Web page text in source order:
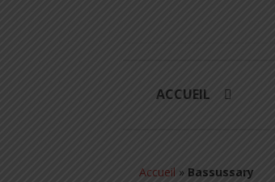
ACCUEIL
Accueil » Bassussary